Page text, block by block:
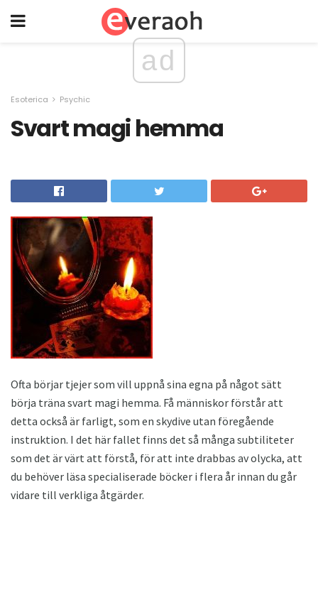
ad
Esoterica Psychic
Svart magi hemma
Ofta börjar tjejer som vill uppnå sina egna på något sätt
börja träna svart magi hemma. Få människor förstår att
detta också är farligt, som en skydive utan föregående
instruktion. I det här fallet finns det så många subtiliteter
som det är värt att förstå, för att inte drabbas av olycka, att
du behöver läsa specialiserade böcker i flera år innan du går
vidare till verkliga åtgärder.